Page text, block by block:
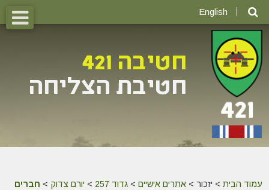
English
עמוד הבית > יזכור >אתרים אישיים >גדוד 257 > יורם צדוק > חברים